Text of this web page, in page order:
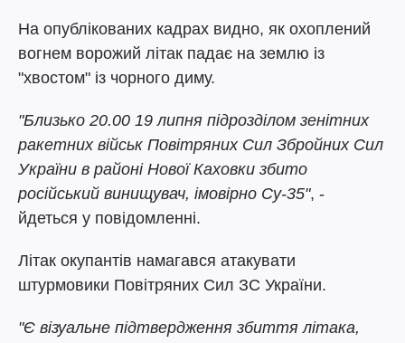
На опублікованих кадрах видно, як охоплений
вогнем ворожий літак падає на землю із
"хвостом" із чорного диму.
"Близько 20.00 19 липня підрозділом зенітних
ракетних військ Повітряних Сил Збройних Сил
України в районі Нової Каховки збито
російський винищувач, імовірно Су-35", -
йдеться у повідомленні.
Літак окупантів намагався атакувати
штурмовики Повітряних Сил ЗС України.
"Є візуальне підтвердження збиття літака,